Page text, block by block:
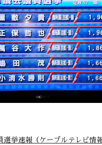
挙速報（ケーブルテレビ情報